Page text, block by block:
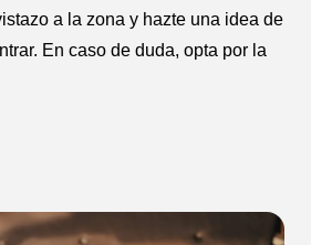
a la zona y hazte una idea de
En caso de duda, opta por la